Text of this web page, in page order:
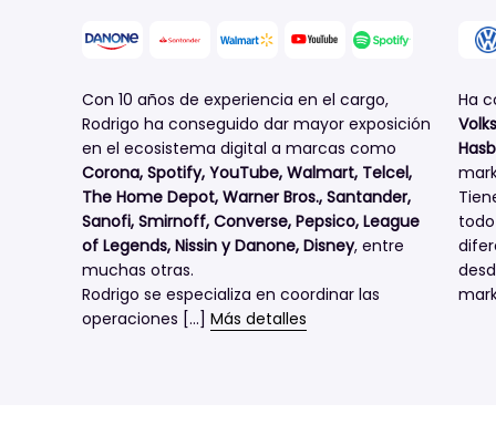
Con 10 años de experiencia en el cargo,
Rodrigo ha conseguido dar mayor exposición
en el ecosistema digital a marcas como
Corona, Spotify, YouTube, Walmart, Telcel,
The Home Depot, Warner Bros., Santander,
Sanofi, Smirnoff, Converse, Pepsico, League
of Legends, Nissin y Danone, Disney, entre
muchas otras.
Rodrigo se especializa en coordinar las
operaciones [...] Más detalles
Ha
Acércate a tu objetivo
profesional con el curso
gratis "Cómo potenciar
tu talento" y las